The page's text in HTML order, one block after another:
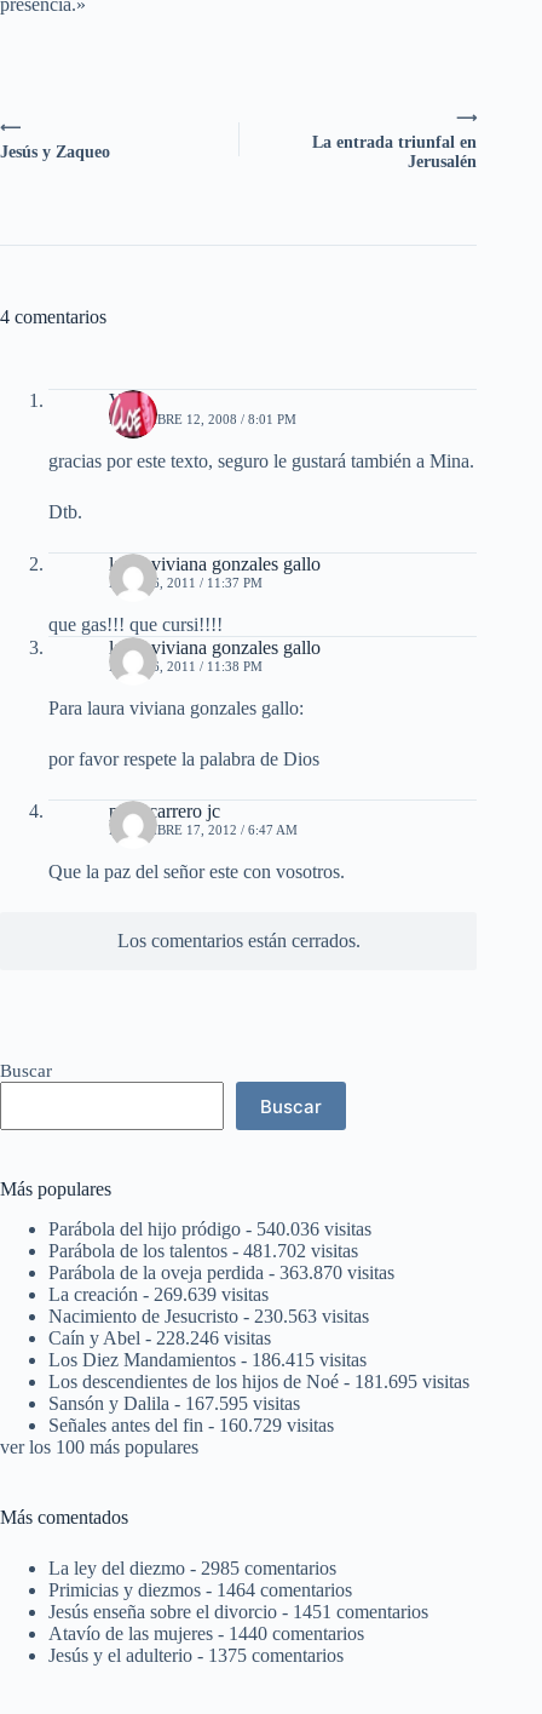
presencia.»
⟶
La entrada triunfal en
Jerusalén
⟵
Jesús y Zaqueo
4 comentarios
Vero
DICIEMBRE 12, 2008 / 8:01 PM
gracias por este texto, seguro le gustará también a Mina.
Dtb.
laura viviana gonzales gallo
MAYO 6, 2011 / 11:37 PM
que gas!!! que cursi!!!!
laura viviana gonzales gallo
MAYO 6, 2011 / 11:38 PM
Para laura viviana gonzales gallo:
por favor respete la palabra de Dios
portocarrero jc
DICIEMBRE 17, 2012 / 6:47 AM
Que la paz del señor este con vosotros.
Los comentarios están cerrados.
Buscar
Buscar
Más populares
Parábola del hijo pródigo - 540.036 visitas
Parábola de los talentos - 481.702 visitas
Parábola de la oveja perdida - 363.870 visitas
La creación - 269.639 visitas
Nacimiento de Jesucristo - 230.563 visitas
Caín y Abel - 228.246 visitas
Los Diez Mandamientos - 186.415 visitas
Los descendientes de los hijos de Noé - 181.695 visitas
Sansón y Dalila - 167.595 visitas
Señales antes del fin - 160.729 visitas
ver los 100 más populares
Más comentados
La ley del diezmo - 2985 comentarios
Primicias y diezmos - 1464 comentarios
Jesús enseña sobre el divorcio - 1451 comentarios
Atavío de las mujeres - 1440 comentarios
Jesús y el adulterio - 1375 comentarios